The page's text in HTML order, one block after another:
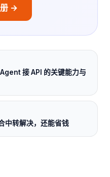
→
接 API 的关键能力与
中转解决，还能省钱